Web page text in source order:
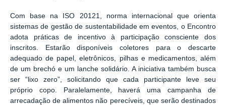
Com base na ISO 20121, norma internacional que orienta
sistemas de gestão de sustentabilidade em eventos, o Encontro
adota práticas de incentivo à participação consciente dos
inscritos. Estarão disponíveis coletores para o descarte
adequado de papel, eletrônicos, pilhas e medicamentos, além
de um brechó e um lanche solidário. A iniciativa também busca
ser “lixo zero”, solicitando que cada participante leve seu
próprio copo. Paralelamente, haverá uma campanha de
arrecadação de alimentos não perecíveis, que serão destinados